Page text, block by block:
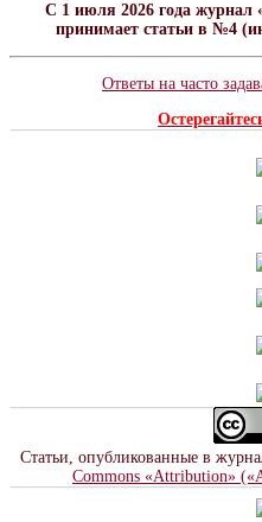
C 1 июля 2026 года журнал
принимает статьи в №4
Ответы на часто
Статьи, опубликованные в
Commons «Attribution»